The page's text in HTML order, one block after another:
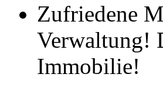
Zufriedene
Verwaltung!
Immobilie!